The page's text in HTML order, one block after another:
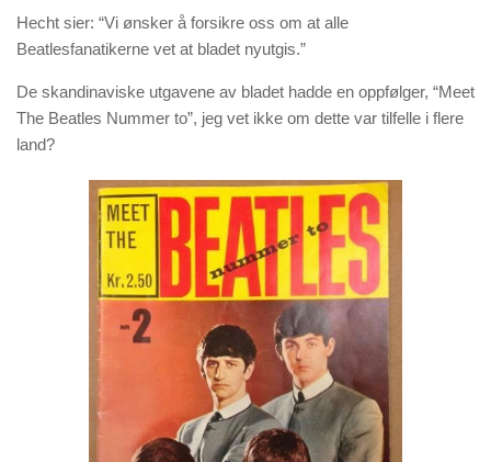
Hecht sier: “Vi ønsker å forsikre oss om at alle
Beatlesfanatikerne vet at bladet nyutgis.”
De skandinaviske utgavene av bladet hadde en oppfølger, “Meet
The Beatles Nummer to”, jeg vet ikke om dette var tilfelle i flere
land?